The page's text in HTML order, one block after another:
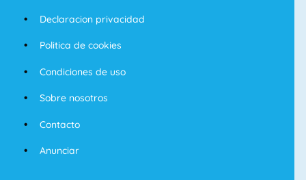
Declaracion privacidad
Politica de cookies
Condiciones de uso
Sobre nosotros
Contacto
Anunciar